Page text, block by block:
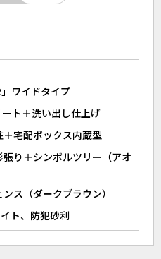
ワイドタイプ
ト＋洗い出し仕上げ
宅配ボックス内蔵型
り＋シンボルツリー（アオ
ス（ダークブラウン）
ト、防犯砂利